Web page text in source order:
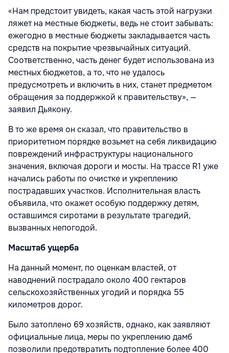
«Нам предстоит увидеть, какая часть этой нагрузки
ляжет на местные бюджеты, ведь не стоит забывать:
ежегодно в местные бюджеты закладывается часть
средств на покрытие чрезвычайных ситуаций.
Соответственно, часть денег будет использована из
местных бюджетов, а то, что не удалось
предусмотреть и включить в них, станет предметом
обращения за поддержкой к правительству», —
заявил Дьякону.
В то же время он сказал, что правительство в
приоритетном порядке возьмет на себя ликвидацию
повреждений инфраструктуры национального
значения, включая дороги и мосты. На трассе R1 уже
начались работы по очистке и укреплению
пострадавших участков. Исполнительная власть
объявила, что окажет особую поддержку детям,
оставшимся сиротами в результате трагедий,
вызванных непогодой.
Масштаб ущерба
На данный момент, по оценкам властей, от
наводнений пострадало около 400 гектаров
сельскохозяйственных угодий и порядка 55
километров дорог.
Было затоплено 69 хозяйств, однако, как заявляют
официальные лица, меры по укреплению дамб
позволили предотвратить подтопление более 400